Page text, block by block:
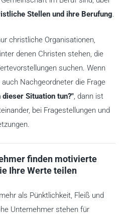
Stellen und ihre Berufung.
christliche Organisationen,
denen Christen stehen, die
suchen. Wenn
Nachgeordneter die Frage
Situation tun?", dann ist
bei Fragestellungen und
finden motivierte
Ihre Werte teilen
als Pünktlichkeit, Fleiß und
Unternehmer stehen für